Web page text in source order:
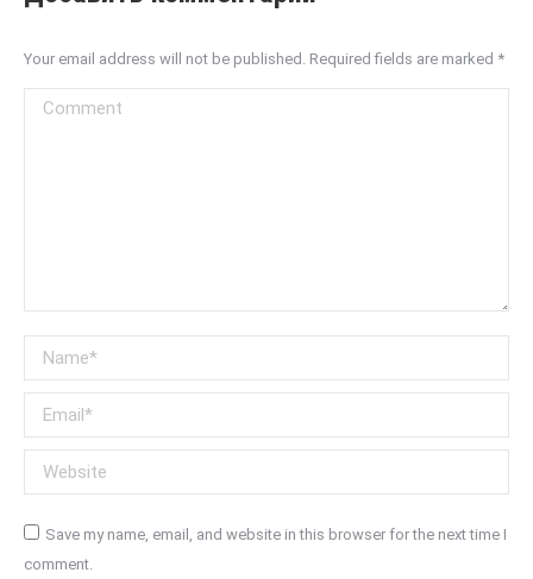
Your email address will not be published. Required fields are marked *
Comment
Name *
Email *
Website
Save my name, email, and website in this browser for the next time I
comment.